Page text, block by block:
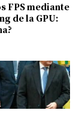
FPS mediante
de la GPU: